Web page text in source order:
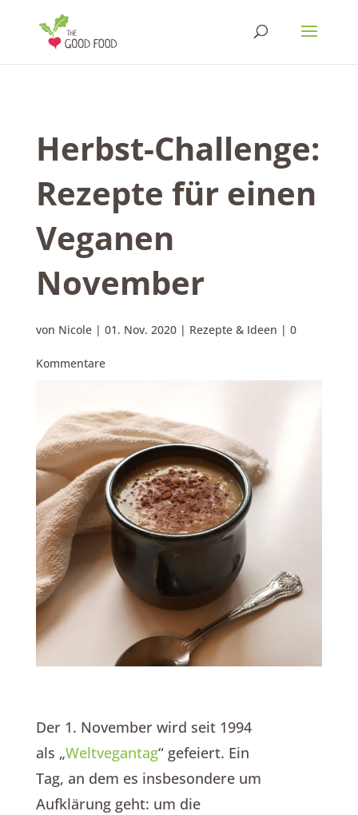
Herbst-Challenge:
Rezepte für einen
Veganen
November
von Nicole| 01. Nov. 2020| Rezepte & Ideen | 0
Kommentare
Der 1. November wird seit 1994
als „Weltvegantag“ gefeiert. Ein
Tag, an dem es insbesondere um
Aufklärung geht: um die